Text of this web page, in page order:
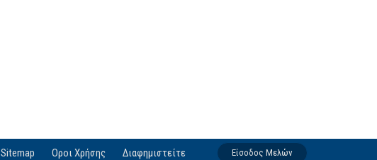
Sitemap Οροι Χρήσης Διαφημιστείτε Είσοδος Μελών